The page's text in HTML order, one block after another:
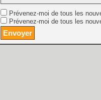
Prévenez-moi de tous les
Prévenez-moi de tous les